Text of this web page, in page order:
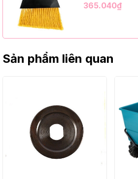
12 Bộ/Thùng
365.040₫
Sản phẩm liên quan